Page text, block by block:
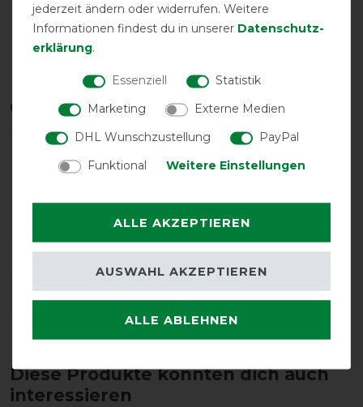
Gehfalte
Qualitätsstufen
Reißfestigkeit Wasserdichtigkeit
DETAILS ZUR PRODUKTSICHERHEIT
Diese Produkte könnten dich auch
interessieren
jederzeit ändern oder widerrufen. Weitere
Informationen findest du in unserer Daten­schutz­
erklärung.
Essenziell
Statistik
Marketing
Externe Medien
DHL Wunschzustellung
PayPal
Funktional
Weitere Einstellungen
ALLE AKZEPTIEREN
ALLE ABLEHNEN
AUSWAHL AKZEPTIEREN